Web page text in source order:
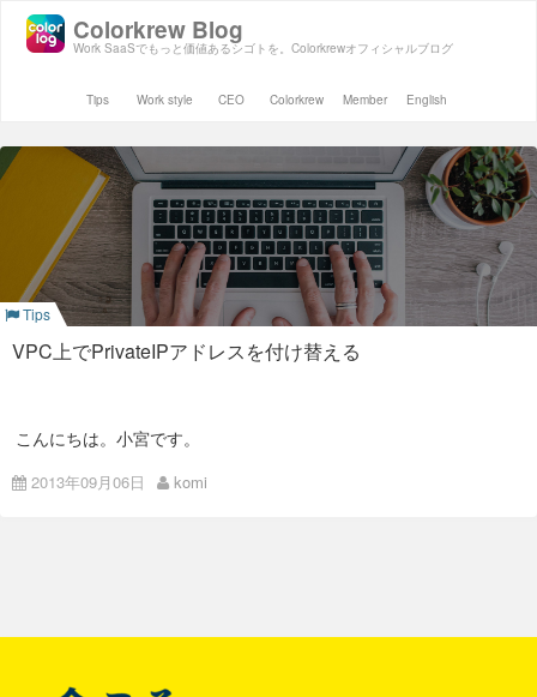
Work SaaSでもっと価値あるシゴトを。Colorkrewオフィシャルブログ
Colorkrew Blog
Tips Work style CEO Colorkrew Member English
Tips
VPC上でPrivateIPアドレスを付け替える
こんにちは。小宮です。
る需要があって検証したのですが、
個人的にメモってただけだったのと、質問される機会が数回あ
つまり、以下のような感じになります
2013年09月06日 komi
ナ